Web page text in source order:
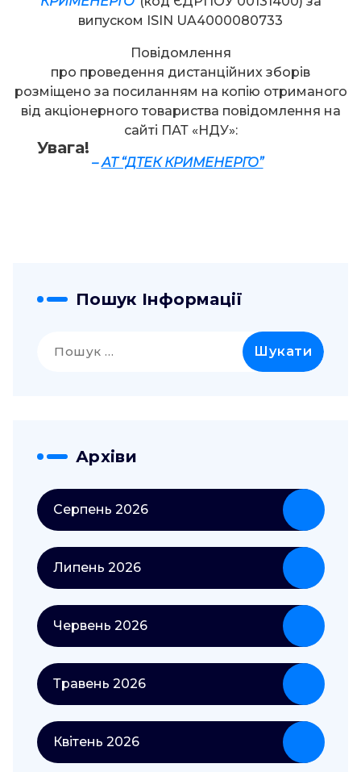
Увага!
випуском ISIN UA4000080733
Повідомлення
про проведення дистанційних зборів
розміщено за посиланням на копію отриманого
від акціонерного товариства повідомлення на
сайті ПАТ «НДУ»:
–АТ “ДТЕК КРИМЕНЕРГО”
Пошук Інформації
Архіви
Серпень 2026
Липень 2026
Червень 2026
Травень 2026
Квітень 2026